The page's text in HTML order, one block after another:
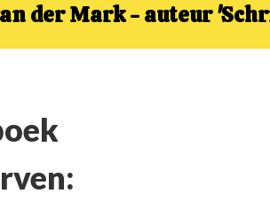
der Mark - auteur